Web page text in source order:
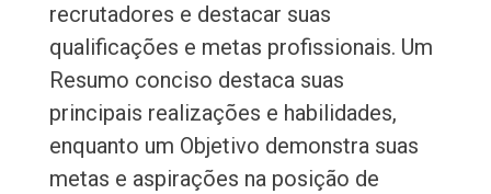
recrutadores e destacar suas
qualificações e metas profissionais. Um
Resumo conciso destaca suas
principais realizações e habilidades,
enquanto um Objetivo demonstra suas
metas e aspirações na posição de